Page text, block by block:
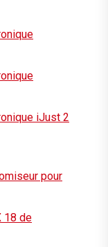
iJust 2
pour
18 de